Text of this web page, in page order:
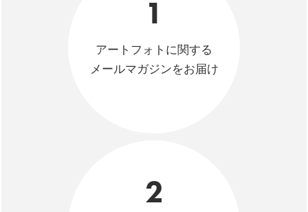
1
アートフォトに関する
メールマガジンをお届け
2